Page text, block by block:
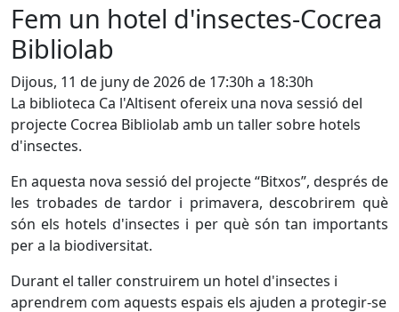
Fem un hotel d'insectes-Cocrea
Bibliolab
Dijous, 11 de juny de 2026 de 17:30h a 18:30h
La biblioteca Ca l'Altisent ofereix una nova sessió del
projecte Cocrea Bibliolab amb un taller sobre hotels
d'insectes.
En aquesta nova sessió del projecte “Bitxos”, després de
les trobades de tardor i primavera, descobrirem què
són els hotels d'insectes i per què són tan importants
per a la biodiversitat.
Durant el taller construirem un hotel d'insectes i
aprendrem com aquests espais els ajuden a protegir-se